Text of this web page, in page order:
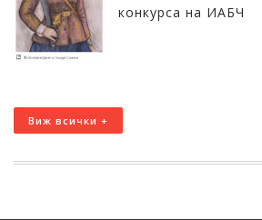
конкурса на ИАБЧ
Виж всички +